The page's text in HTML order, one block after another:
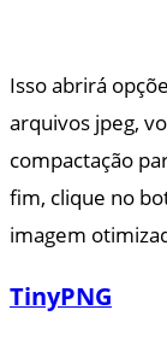
Isso abrirá
arquivos jpeg,
compactação
fim, clique no
imagem
TinyPNG